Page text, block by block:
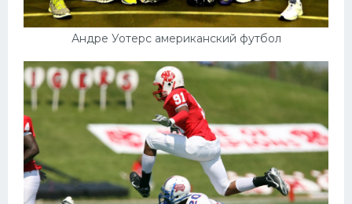
Андре Уотерс американский футбол